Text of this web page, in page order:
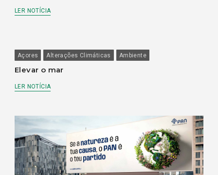
LER NOTÍCIA
Açores Alterações Climáticas Ambiente
Elevar o mar
LER NOTÍCIA